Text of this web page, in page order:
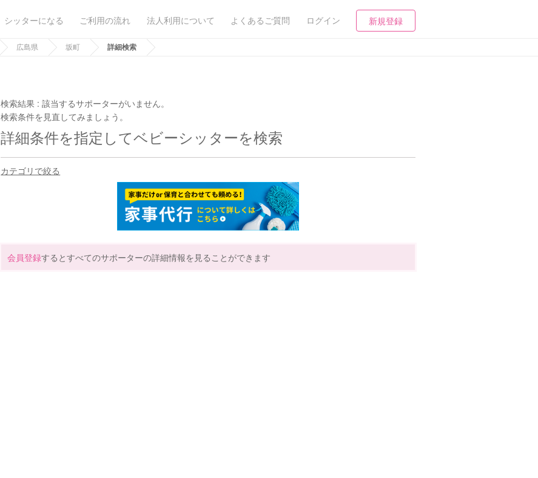
シッターになる ご利用の流れ 法人利用について よくあるご質問 ログイン 新規登録
広島県 坂町 詳細検索
検索結果 :該当するサポーターがいません。
検索条件を見直してみましょう。
詳細条件を指定してベビーシッターを検索
カテゴリで絞る
会員登録するとすべてのサポーターの詳細情報を見ることができます